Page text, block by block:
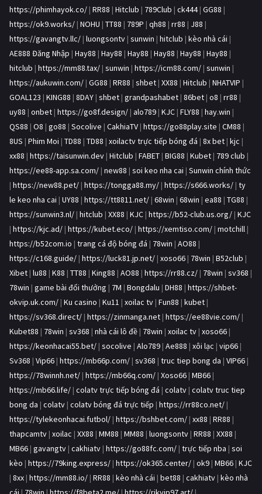
https://phimhayok.co/ | RR88 | Hitclub | 789Club | ck444| GG88 |
https://ok9.works/ | NOHU | TT88 | 789P | qh88 | rr88 | J88 |
https://gavangtv.llc/ | luongsontv | sunwin | hitclub | kèo nhà cái |
AE888 Đăng Nhập | Hay88 | Hay88 | Hay88 | Hay88 | Hay88 | Hay88 |
hitclub | https://mm88.tax/ | sunwin | https://icm88.com/ | sunwin |
https://aukuwin.com/ | GG88 | RR88 | shbet | XX88 | Hitclub | NHATVIP |
GOAL123 | KING88 | 8DAY | shbet | grandpashabet | 86bet | o8 | rr88 |
uy88 | onbet | https://go8f.design/ | alo789 | KJC | FLY88 | hay.win |
QS88 | O8 | go88 | Socolive | CakhiaTV | https://go88play.site | CM88 |
8US | Phim Moi | TD88 | TD88 | xoilactv trực tiếp bóng đá | 8x bet | kjc |
xx88 | https://taisunwin.dev | Hitclub | FABET | BIG88 | Kubet | 789 club |
https://ee88-app.sa.com/ | new88 | soi keo nha cai | Sunwin chính thức
| https://new88.pet/ | https://tongga88.my/ | https://s666.works/ | ty
le keo nha cai | UY88 | https://tt8811.net/ | 68win | 68win | ea88 | TG88 |
https://sunwin3.nl/ | hitclub | XX88 | KJC | https://b52-club.us.org/ | KJC
| https://kjc.ad/ | https://kubet.eco/ | https://xemtiso.com/ | motchill |
https://b52com.io | trang cá độ bóng đá | 78win | AO88 |
https://c168.guide/ | https://luck81.jp.net/ | xoso66 | 78win | B52club |
Xibet | lu88 | K88 | TT88 | King88 | AO88 | https://rr88.cz/ | 78win | sv368 |
78win | game bài đổi thưởng | 7M | Bongdalu | DH88 | https://shbet-
okvip.uk.com/ | Ku casino | Ku11 | xoilac tv | Fun88 | kubet |
https://sv368.direct/ | https://zinmanga.net | https://ee88vie.com/ |
Kubet88 | 78win | sv368 | nhà cái lô đề | 78win | xoilac tv | xoso66 |
https://keonhacai55.bet/ | socolive | Alo789 | Ae888 | xôi lạc | vip66 |
Sv368 | Vip66 | https://mb66p.com/ | sv368 | truc tiep bong da | VIP66 |
https://78winnh.net/ | https://mb66q.com/ | Xoso66 | MB66 |
https://mb66.life/ | colatv trực tiếp bóng đá | colatv | colatv truc tiep
bong da | colatv | colatv bóng đá trực tiếp | https://rr88co.net/ |
https://tylekeonhacai.futbol/ | https://bshbet.com/ | xx88 | RR88 |
thapcamtv | xoilac | XX88 | MM88 | MM88 | luongsontv | RR88 | XX88 |
MB66 | gavangtv | cakhiatv | https://go88fc.com/ | trực tiếp nba | soi
kèo | https://79king.express/ | https://ok365.center/ | ok9 | MB66 | KJC
| 8xx | https://mm88.io/ | RR88 | kèo nhà cái | bet88 | cakhiatv | kèo nhà